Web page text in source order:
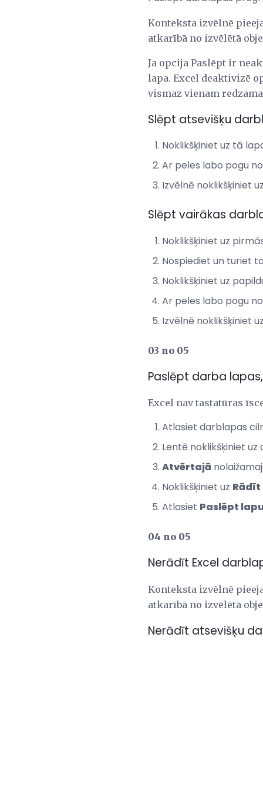
Konteksta izvēlnē
atkarībā no izvēlētā
Ja opcija Paslēpt ir
lapa. Excel deaktivizē
vismaz vienam
Slēpt atsevišķu
Noklikšķiniet uz tā
Ar peles labo pogu
Izvēlnē noklikšķiniet
Slēpt vairākas
Noklikšķiniet uz
Nospiediet un turiet
Noklikšķiniet uz
Ar peles labo pogu
Izvēlnē noklikšķiniet
03 no 05
Paslēpt darba
Excel nav tastatūras
Atlasiet darblapas
Lentē noklikšķiniet uz
Atvērtajā
Noklikšķiniet uz Rādīt
Atlasiet Paslēpt
04 no 05
Nerādīt Excel
Konteksta izvēlnē
atkarībā no izvēlētā
Nerādīt atsevišķu